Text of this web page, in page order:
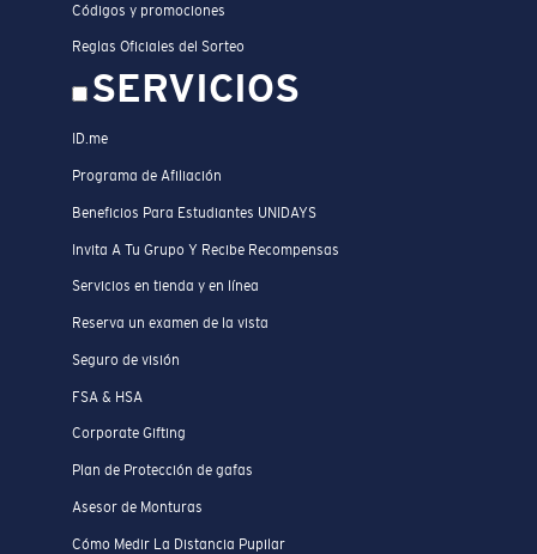
Códigos y promociones
Reglas Oficiales del Sorteo
SERVICIOS
ID.me
Programa de Afiliación
Beneficios Para Estudiantes UNIDAYS
Invita A Tu Grupo Y Recibe Recompensas
Servicios en tienda y en línea
Reserva un examen de la vista
Seguro de visión
FSA & HSA
Corporate Gifting
Plan de Protección de gafas
Asesor de Monturas
Cómo Medir La Distancia Pupilar